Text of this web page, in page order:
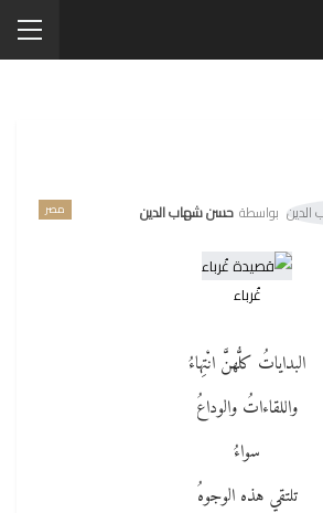
مصر بواسطة حسن شهاب الدين
غُرباء
البداياتُ كلُّهنَّ انْتِهاءُ
واللقاءاتُ والوداعُ
سواءُ
تلتقي هذه الوجوهُ